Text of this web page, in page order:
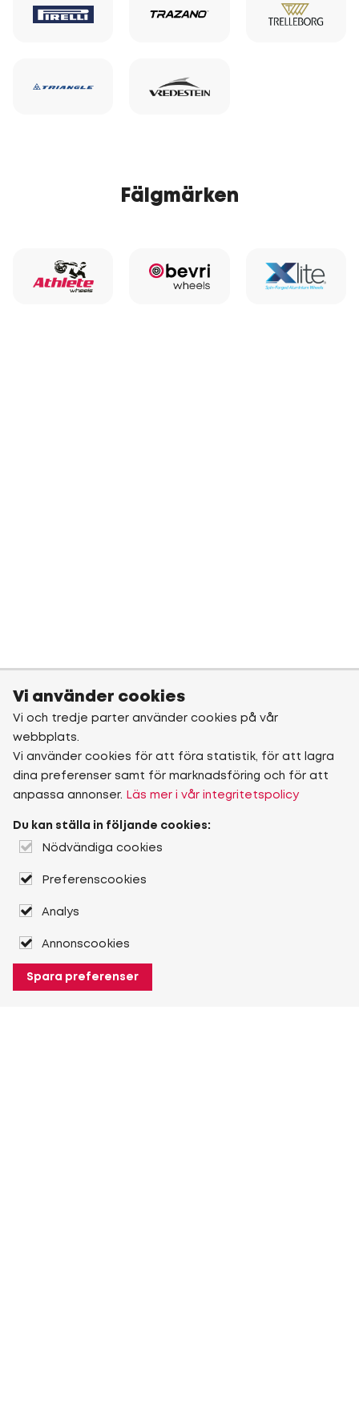
Fälgmärken
Vi använder cookies
Vi och tredje parter använder cookies på vår
webbplats.
Vi använder cookies för att föra statistik, för att lagra
dina preferenser samt för marknadsföring och för att
anpassa annonser.
Läs mer i vår integritetspolicy
Du kan ställa in följande cookies:
Nödvändiga cookies
Preferenscookies
Analys
Annonscookies
Spara preferenser